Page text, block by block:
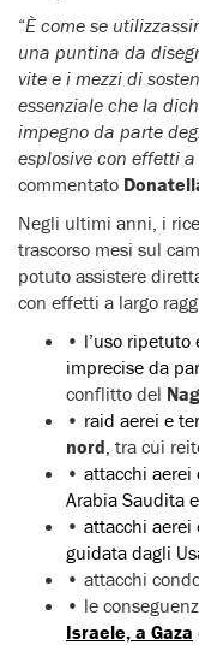
“È come se
una puntina da
vite e i mezzi di
essenziale che la
impegno da parte
esplosive con effetti
commentato
Negli ultimi anni, i
trascorso mesi sul
potuto assistere
con effetti a largo
• l’uso
imprecise da
conflitto del
• raid aerei e
nord , tra cui
• attacchi aerei
Arabia Saudita
• attacchi aerei
guidata dagli
• attacchi
• le
Israele, a Gaza